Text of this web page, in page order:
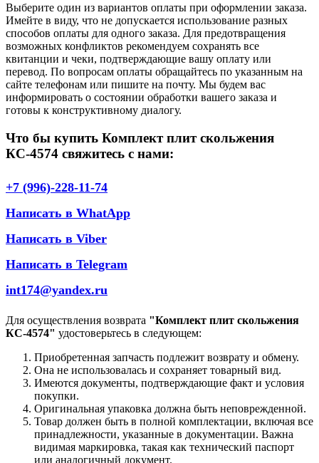
Выберите один из вариантов оплаты при оформлении заказа.
Имейте в виду, что не допускается использование разных
способов оплаты для одного заказа. Для предотвращения
возможных конфликтов рекомендуем сохранять все
квитанции и чеки, подтверждающие вашу оплату или
перевод. По вопросам оплаты обращайтесь по указанным на
сайте телефонам или пишите на почту. Мы будем вас
информировать о состоянии обработки вашего заказа и
готовы к конструктивному диалогу.
Что бы купить Комплект плит скольжения
КС-4574 свяжитесь с нами:
+7 (996)-228-11-74
Написать в WhatApp
Написать в Viber
Написать в Telegram
int174@yandex.ru
Для осуществления возврата "Комплект плит скольжения
КС-4574" удостоверьтесь в следующем:
Приобретенная запчасть подлежит возврату и обмену.
Она не использовалась и сохраняет товарный вид.
Имеются документы, подтверждающие факт и условия
покупки.
Оригинальная упаковка должна быть неповрежденной.
Товар должен быть в полной комплектации, включая все
принадлежности, указанные в документации. Важна
видимая маркировка, такая как технический паспорт
или аналогичный документ.